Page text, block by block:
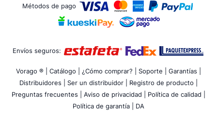
Métodos de pago
Envíos seguros:
Vorago ® | Catálogo | ¿Cómo comprar? | Soporte |
Garantías |
Distribuidores |
Ser un distribuidor |
Registro de producto |
Preguntas frecuentes |
Aviso de privacidad |
Política de calidad |
Política de garantía |
DA